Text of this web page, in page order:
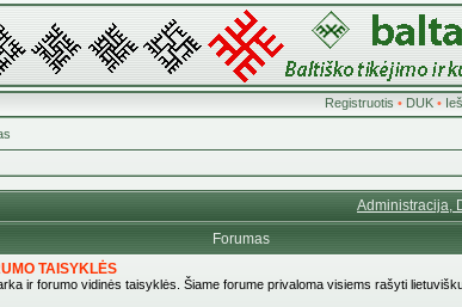
Registruotis • DUK•
Administracija,
Forumas
TAISYKLĖS
ir forumo vidinės taisyklės. Šiame forume privaloma visiems rašyti